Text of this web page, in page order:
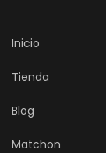
Inicio
Tienda
Blog
Matchon